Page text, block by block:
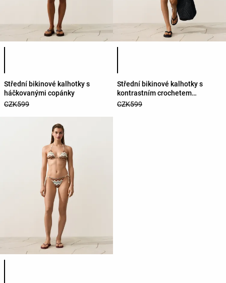
Střední bikinové kalhotky s
háčkovanými copánky
CZK599
Střední bikinové kalhotky s
kontrastním crochetem
háčkováním
CZK599
Seznam barev produktu